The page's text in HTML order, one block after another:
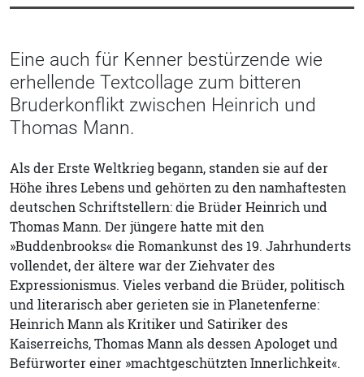
Eine auch für Kenner bestürzende wie
erhellende Textcollage zum bitteren
Bruderkonflikt zwischen Heinrich und
Thomas Mann.
Als der Erste Weltkrieg begann, standen sie auf der
Höhe ihres Lebens und gehörten zu den namhaftesten
deutschen Schriftstellern: die Brüder Heinrich und
Thomas Mann. Der jüngere hatte mit den
»Buddenbrooks« die Romankunst des 19. Jahrhunderts
vollendet, der ältere war der Ziehvater des
Expressionismus. Vieles verband die Brüder, politisch
und literarisch aber gerieten sie in Planetenferne:
Heinrich Mann als Kritiker und Satiriker des
Kaiserreichs, Thomas Mann als dessen Apologet und
Befürworter einer »machtgeschützten Innerlichkeit«.